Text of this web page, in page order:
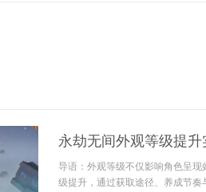
永劫无间外观等级提
导语：外观等级不仅影响角色呈
级提升，通过获取途径、养成节